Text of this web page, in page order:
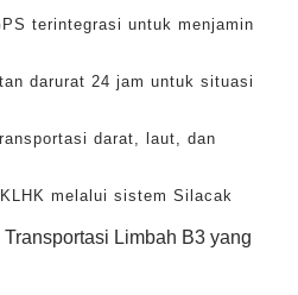
terintegrasi untuk menjamin
darurat 24 jam untuk situasi
darat, laut, dan
melalui sistem Silacak
Limbah B3 yang